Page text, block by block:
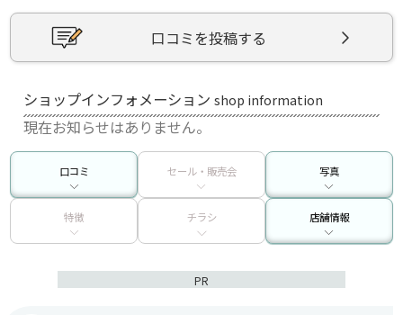
口コミを投稿する
ショップインフォメーションshop information
現在お知らせはありません。
口コミ セール・販売会 写真
特徴 チラシ 店舗情報
PR